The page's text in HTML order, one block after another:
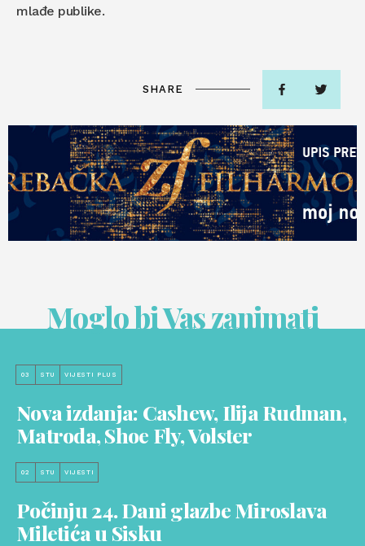
mlađe publike.
SHARE
Moglo bi Vas zanimati
03 STU VIJESTI PLUS
Nova izdanja: Cashew, Ilija Rudman,
Matroda, Shoe Fly, Volster
02 STU VIJESTI
Počinju 24. Dani glazbe Miroslava
Miletića u Sisku